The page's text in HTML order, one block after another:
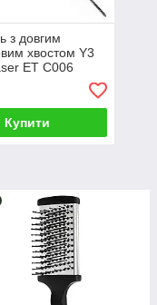
з довгим
хвостом Y3
ET С006
Купити